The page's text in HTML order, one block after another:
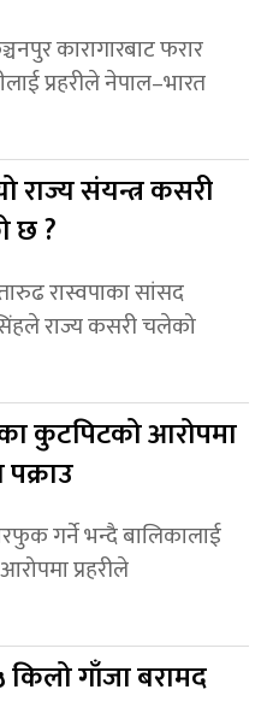
कारागारबाट फरार
प्रहरीले नेपाल–भारत
राज्य संयन्त्र कसरी
छ ?
रास्वपाका सांसद
राज्य कसरी चलेको
कुटपिटको आरोपमा
गर्ने भन्दै बालिकालाई
प्रहरीले
गाँजा बरामद